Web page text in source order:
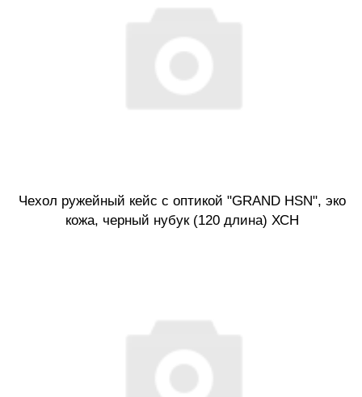
Чехол ружейный кейс с оптикой "GRAND HSN", эко
кожа, черный нубук (120 длина) ХСН